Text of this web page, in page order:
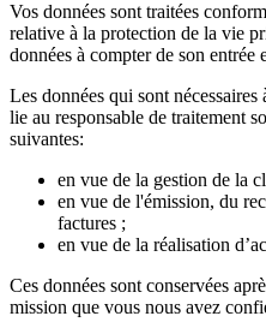
Vos données sont traitées
relative à la protection de la vie
données à compter de son
Les données qui sont
lie au responsable de traitement
suivantes:
en vue de la gestion de la
en vue de l'émission, du
factures ;
en vue de la réalisation
Ces données sont conservées
mission que vous nous avez